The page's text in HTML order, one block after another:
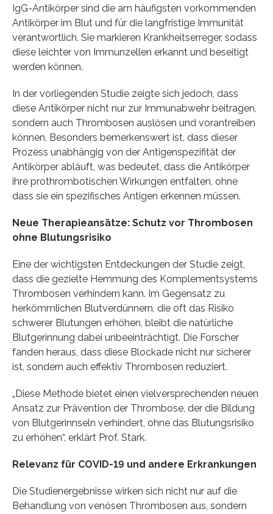
IgG-Antikörper sind die am häufigsten vorkommenden
Antikörper im Blut und für die langfristige Immunität
verantwortlich. Sie markieren Krankheitserreger, sodass
diese leichter von Immunzellen erkannt und beseitigt
werden können.
In der vorliegenden Studie zeigte sich jedoch, dass
diese Antikörper nicht nur zur Immunabwehr beitragen,
sondern auch Thrombosen auslösen und vorantreiben
können. Besonders bemerkenswert ist, dass dieser
Prozess unabhängig von der Antigenspezifität der
Antikörper abläuft, was bedeutet, dass die Antikörper
ihre prothrombotischen Wirkungen entfalten, ohne
dass sie ein spezifisches Antigen erkennen müssen.
Neue Therapieansätze: Schutz vor Thrombosen
ohne Blutungsrisiko
Eine der wichtigsten Entdeckungen der Studie zeigt,
dass die gezielte Hemmung des Komplementsystems
Thrombosen verhindern kann. Im Gegensatz zu
herkömmlichen Blutverdünnern, die oft das Risiko
schwerer Blutungen erhöhen, bleibt die natürliche
Blutgerinnung dabei unbeeinträchtigt. Die Forscher
fanden heraus, dass diese Blockade nicht nur sicherer
ist, sondern auch effektiv Thrombosen reduziert.
„Diese Methode bietet einen vielversprechenden neuen
Ansatz zur Prävention der Thrombose, der die Bildung
von Blutgerinnseln verhindert, ohne das Blutungsrisiko
zu erhöhen“, erklärt Prof. Stark.
Relevanz für COVID-19 und andere Erkrankungen
Die Studienergebnisse wirken sich nicht nur auf die
Behandlung von venösen Thrombosen aus, sondern